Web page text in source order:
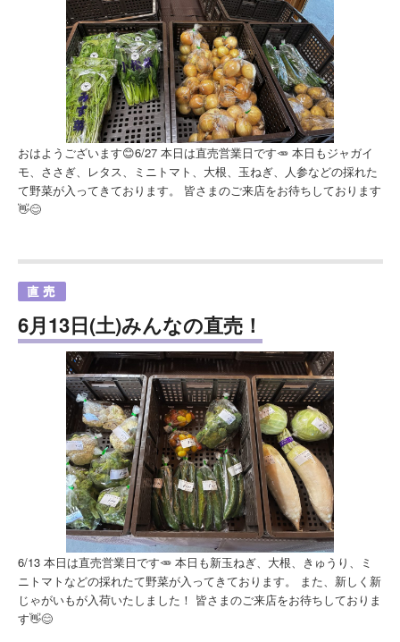
おはようございます😊6/27 本日は直売営業日です🥕 本日もジャガイ
モ、ささぎ、レタス、ミニトマト、大根、玉ねぎ、人参などの採れた
て野菜が入ってきております。 皆さまのご来店をお待ちしております
👋😊
6月13日(土)みんなの直売！
6/13 本日は直売営業日です🥕 本日も新玉ねぎ、大根、きゅうり、ミ
ニトマトなどの採れたて野菜が入ってきております。 また、新しく新
じゃがいもが入荷いたしました！ 皆さまのご来店をお待ちしておりま
す👋😊